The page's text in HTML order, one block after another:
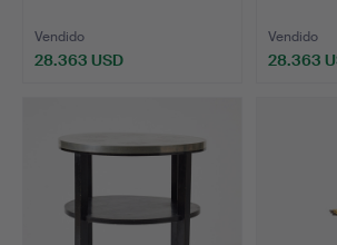
Vendido
28.363 USD
Vendido
28.363